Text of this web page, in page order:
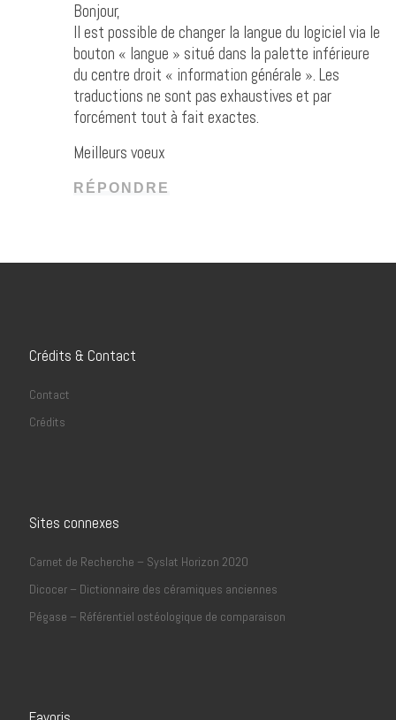
Bonjour,
Il est possible de changer la langue du logiciel via le
bouton « langue » situé dans la palette inférieure
du centre droit « information générale ». Les
traductions ne sont pas exhaustives et par
forcément tout à fait exactes.
Meilleurs voeux
RÉPONDRE
Crédits & Contact
Contact
Crédits
Sites connexes
Carnet de Recherche – Syslat Horizon 2020
Dicocer – Dictionnaire des céramiques anciennes
Pégase – Référentiel ostéologique de comparaison